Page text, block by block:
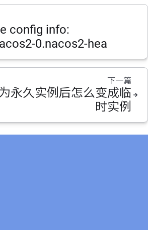
config info:
0.nacos2-hea
下一篇
永久实例后怎么变成临
时实例